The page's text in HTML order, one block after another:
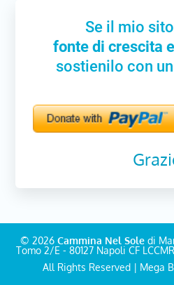
Se il mio
fonte di crescita
sostienilo con
© 2026 Cammina Nel Soledi
Tomo 2/E - 80127 Napoli CF
All Rights Reserved | Mega